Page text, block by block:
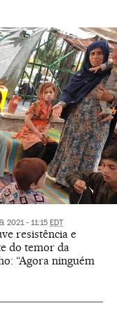
2021 - 11:15 EDT
resistência e
do temor da
“Agora ninguém